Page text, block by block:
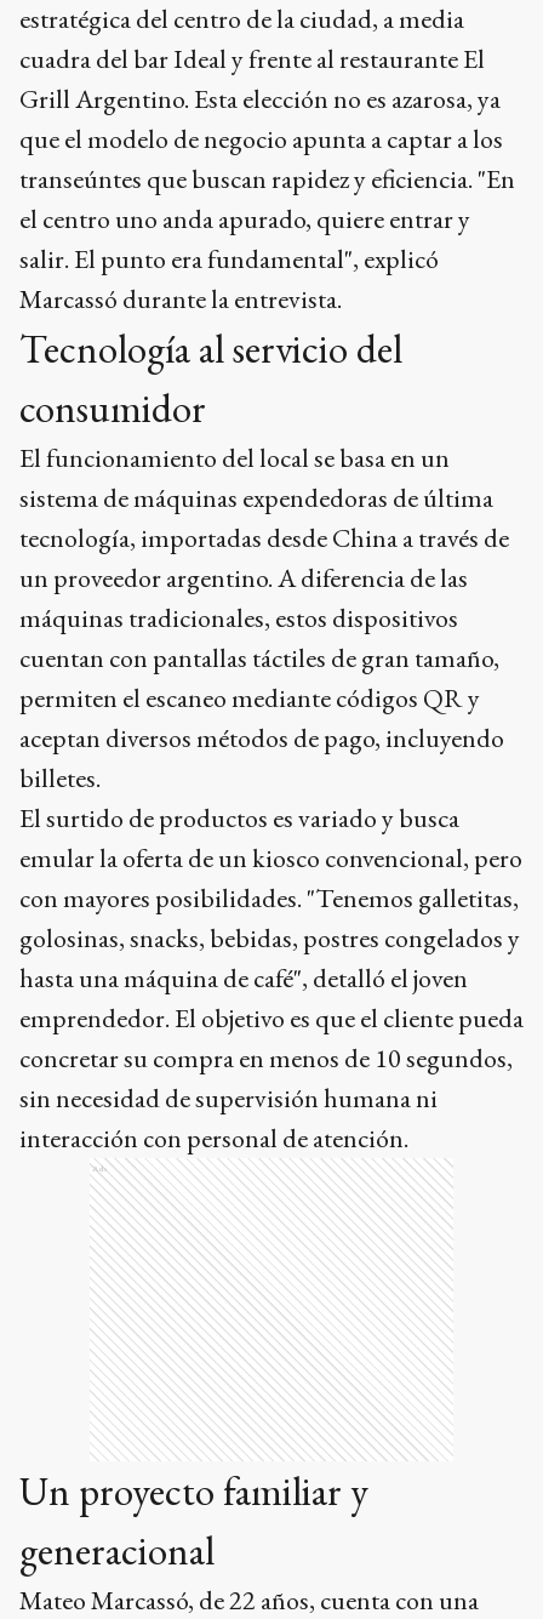
estratégica del centro de la ciudad, a media
cuadra del bar Ideal y frente al restaurante El
Grill Argentino. Esta elección no es azarosa, ya
que el modelo de negocio apunta a captar a los
transeúntes que buscan rapidez y eficiencia. "En
el centro uno anda apurado, quiere entrar y
salir. El punto era fundamental", explicó
Marcassó durante la entrevista.
Tecnología al servicio del
consumidor
El funcionamiento del local se basa en un
sistema de máquinas expendedoras de última
tecnología, importadas desde China a través de
un proveedor argentino. A diferencia de las
máquinas tradicionales, estos dispositivos
cuentan con pantallas táctiles de gran tamaño,
permiten el escaneo mediante códigos QR y
aceptan diversos métodos de pago, incluyendo
billetes.
El surtido de productos es variado y busca
emular la oferta de un kiosco convencional, pero
con mayores posibilidades. "Tenemos galletitas,
golosinas, snacks, bebidas, postres congelados y
hasta una máquina de café", detalló el joven
emprendedor. El objetivo es que el cliente pueda
concretar su compra en menos de 10 segundos,
sin necesidad de supervisión humana ni
interacción con personal de atención.
Ads
Un proyecto familiar y
generacional
Mateo Marcassó, de 22 años, cuenta con una